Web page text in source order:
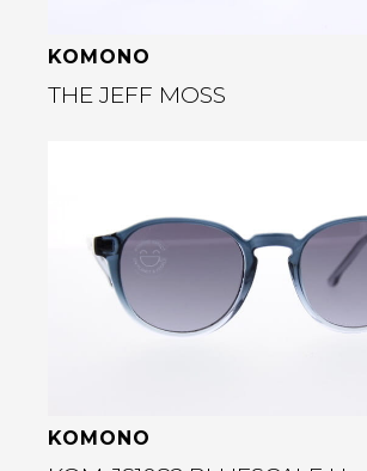
KOMONO
THE JEFF MOSS
KOMONO